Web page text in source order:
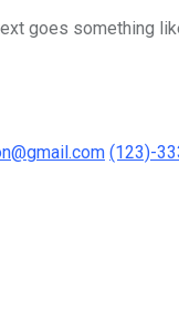
goes something
(123)-